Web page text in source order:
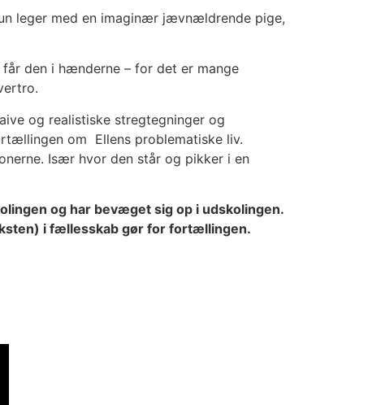
leger med en imaginær jævnældrende pige,
den i hænderne – for det er mange
og realistiske stregtegninger og
om Ellens problematiske liv.
Især hvor den står og pikker i en
og har bevæget sig op i udskolingen.
i fællesskab gør for fortællingen.